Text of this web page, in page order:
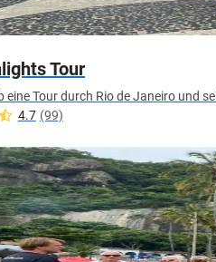
Tour
eine Tour durch Rio de Janeiro und
4.7 (99)